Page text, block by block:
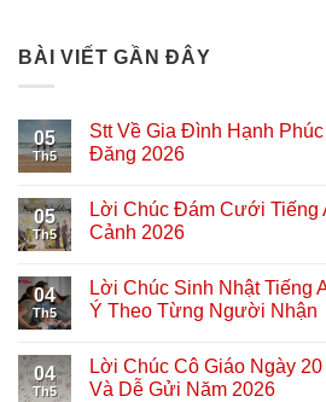
BÀI VIẾT GẦN ĐÂY
05
Th5
Stt Về Gia Đình Hạnh
Đăng 2026
05
Th5
Lời Chúc Đám Cưới Tiếng
Cảnh 2026
04
Th5
Lời Chúc Sinh Nhật Tiếng
Ý Theo Từng Người Nhận
04
Th5
Lời Chúc Cô Giáo Ngày
Và Dễ Gửi Năm 2026